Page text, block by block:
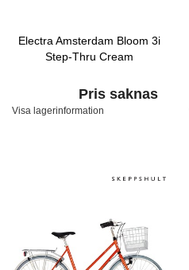
Electra Amsterdam Bloom 3i
Step-Thru Cream
Pris saknas
Visa lagerinformation